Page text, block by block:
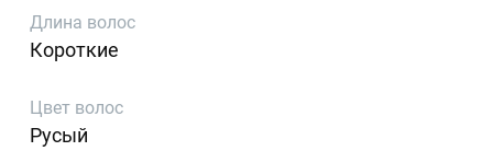
Длина волос
Короткие
Цвет волос
Русый